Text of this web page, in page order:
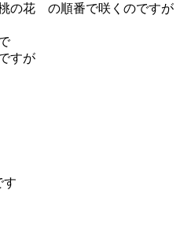
花 の順番で咲くのですが
すが
す